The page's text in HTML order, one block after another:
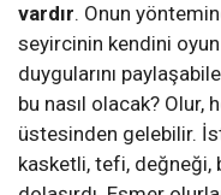
vardır. Onun
seyircinin kendini
duygularını
bu nasıl olacak? Olur,
üstesinden gelebilir.
kasketli, tefi, değneği,